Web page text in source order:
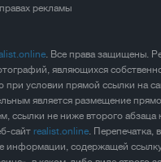
рекламы
. Все права защищены.
являющихся
при условии прямой ссылки на
является размещение
ссылки не ниже второго абзаца
сайт realist.online. Перепечатка,
информации, содержащей ссылку